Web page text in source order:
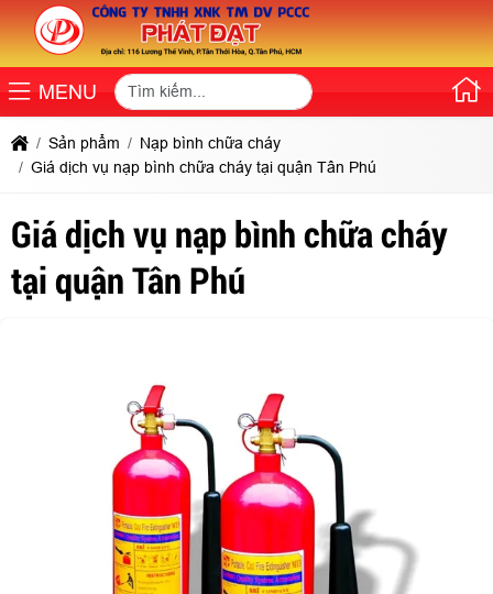
MENU
Sản phẩm
Nạp bình chữa cháy
Giá dịch vụ nạp bình chữa cháy tại quận Tân Phú
Giá dịch vụ nạp bình chữa cháy
tại quận Tân Phú